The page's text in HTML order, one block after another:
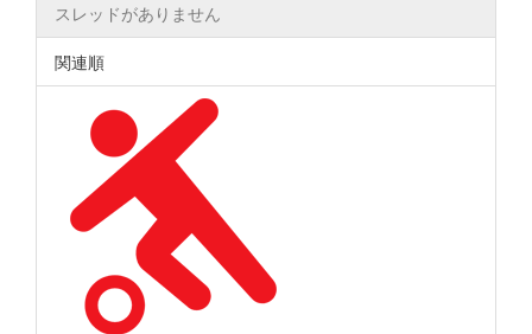
スレッドがありません
関連順